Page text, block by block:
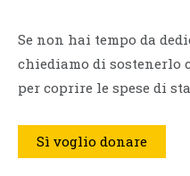
Se non hai tempo da
chiediamo di sostenerlo
per coprire le spese di
Sì voglio donare